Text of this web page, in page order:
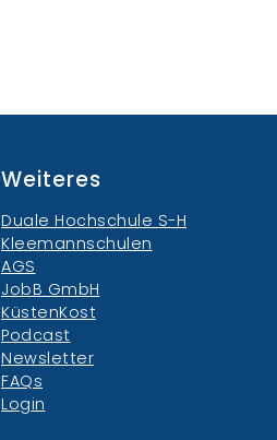
Weiteres
Duale Hochschule S-H
Kleemannschulen
AGS
JobB GmbH
KüstenKost
Podcast
Newsletter
FAQs
Login